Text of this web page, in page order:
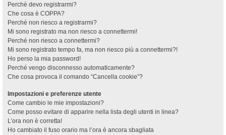
Perché devo registrarmi?
Che cosa è COPPA?
Perché non riesco a registrarmi?
Mi sono registrato ma non riesco a connettermi!
Perché non riesco a connettermi?
Mi sono registrato tempo fa, ma non riesco più a connettermi?!
Ho perso la mia password!
Perché vengo disconnesso automaticamente?
Che cosa provoca il comando “Cancella cookie”?
Impostazioni e preferenze utente
Come cambio le mie impostazioni?
Come posso evitare di apparire nella lista degli utenti in linea?
L’ora non è corretta!
Ho cambiato il fuso orario ma l’ora è ancora sbagliata